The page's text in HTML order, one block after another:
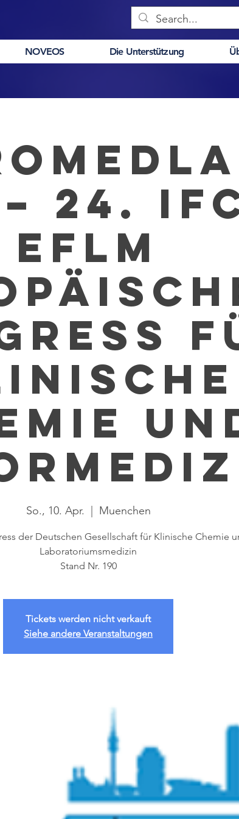
NOVEOS Die Unterstützung
24.
EFLM
So., 10. Apr. Muenchen
der Deutschen Gesellschaft für Klinische Chemie
Laboratoriumsmedizin
Stand Nr. 190
Tickets werden nicht verkauft
Siehe andere Veranstaltungen